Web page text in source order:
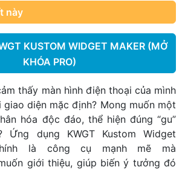
này
KUSTOM WIDGET MAKER (MỞ
KHÓA PRO)
thấy màn hình điện thoại của mình
diện mặc định? Mong muốn một
hóa độc đáo, thể hiện đúng “gu”
Ứng dụng KWGT Kustom Widget
là công cụ mạnh mẽ mà
giới thiệu, giúp biến ý tưởng đó